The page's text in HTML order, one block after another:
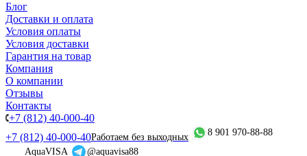
Блог
Доставки и оплата
Условия оплаты
Условия доставки
Гарантия на товар
Компания
О компании
Отзывы
Контакты
+7 (812) 40-000-40
+7 (812) 40-000-40Работаем без выходных
8 901 970-88-88
AquaVISA
@aquavisa88